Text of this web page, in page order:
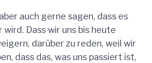
auch gerne sagen, dass es
Dass wir uns bis heute
darüber zu reden, weil wir
dass das, was uns passiert ist,